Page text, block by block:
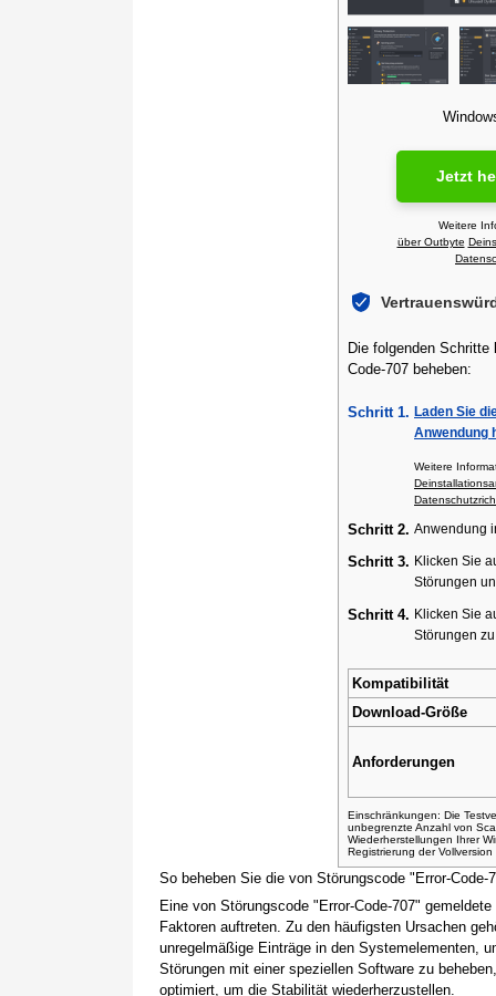
So beheben Sie die von Störungscode "Error-Code-
Eine von Störungscode "Error-Code-707"
Faktoren auftreten. Zu den häufigsten Ursachen
unregelmäßige Einträge in den Systemelementen,
Störungen mit einer speziellen Software zu
optimiert, um die Stabilität wiederherzustellen.
Jetzt
Weitere
über Outbyte
Die folgenden Schritte
Code-707 beheben:
Schritt 1. Laden Sie
Anwendung
Weitere
Schritt 2. Anwendung
Schritt 3. Klicken Sie
Störungen
Schritt 4. Klicken Sie
Störungen
Kompatibilität
Download-Größe
Anforderungen
Einschränkungen: Die
unbegrenzte Anzahl von
Wiederherstellungen Ihrer
Registrierung der